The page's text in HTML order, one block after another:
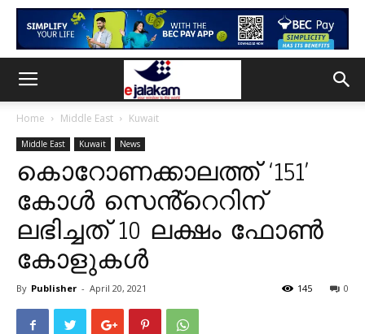
Home Middle East Kuwait
Middle East Kuwait News
കൊറോണക്കാലത്ത് ‘151’
കോൾ സെൻ്റെറിന്
ലഭിച്ചത് 10 ലക്ഷം ഫോൺ
കോളുകൾ
By Publisher - April 20, 2021 0
145